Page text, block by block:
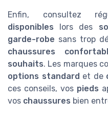
Enfin, consultez
disponibles lors des
garde-robe sans trop
chaussures
souhaits. Les marques
options standard et de
ces conseils, vos pieds
vos chaussures bien